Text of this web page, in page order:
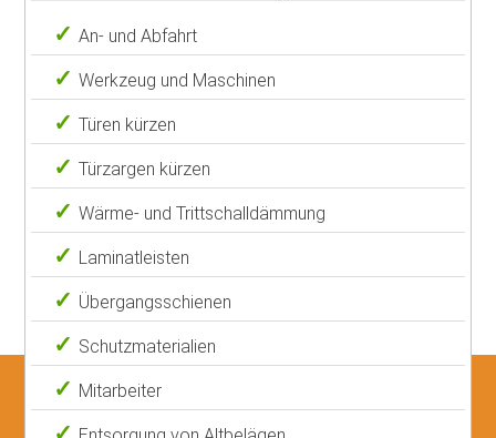
An- und Abfahrt
Werkzeug und Maschinen
Türen kürzen
Türzargen kürzen
Wärme- und Trittschalldämmung
Laminatleisten
Übergangsschienen
Schutzmaterialien
Mitarbeiter